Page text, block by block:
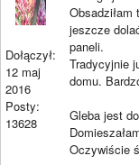
Dołączył:
12 maj
2016
Posty:
13628
jeszcze
paneli.
Tradycyjnie
domu.
Gleba jest
Oczywiście